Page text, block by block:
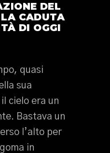
DEL
LA CADUTA
DI OGGI
quasi
sua
cielo era un
Bastava un
l’alto per
in